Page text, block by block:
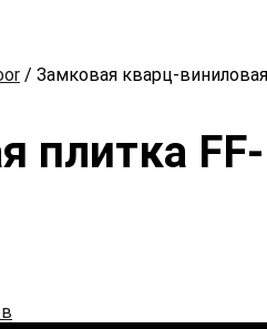
/ Замковая кварц-
плитка